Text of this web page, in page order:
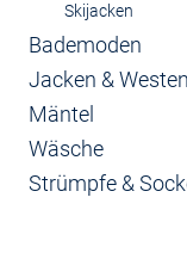
Skijacken
Bademoden
Jacken & Westen
Mäntel
Wäsche
Strümpfe &